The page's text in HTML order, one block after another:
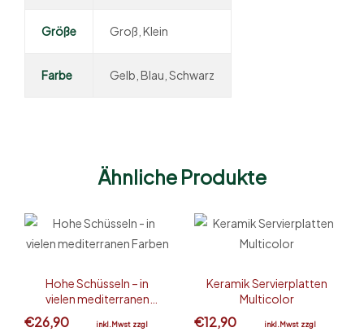
Größe Groß, Klein
Farbe Gelb, Blau, Schwarz
Ähnliche Produkte
Hohe Schüsseln – in
vielen mediterranen
€26,90
inkl.Mwst zzgl
Keramik Servierplatten
Multicolor
€12,90
inkl.Mwst zzgl